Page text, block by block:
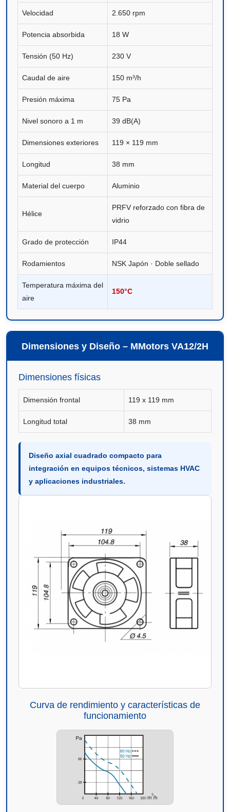
Velocidad 2.650 rpm
Potencia absorbida 18 W
Tensión (50 Hz) 230 V
Caudal de aire 150 m³/h
Presión máxima 75 Pa
Nivel sonoro a 1 m 39 dB(A)
Dimensiones exteriores 119 × 119 mm
Longitud 38 mm
Material del cuerpo Aluminio
Hélice
PRFV reforzado con fibra de
vidrio
Grado de protección IP44
Rodamientos NSK Japón · Doble sellado
Temperatura máxima del
aire
150°C
Dimensiones y Diseño – MMotors VA12/2H
Dimensiones físicas
Dimensión frontal 119 x 119 mm
Longitud total 38 mm
Diseño axial cuadrado compacto para
integración en equipos técnicos, sistemas HVAC
y aplicaciones industriales.
Curva de rendimiento y características de
funcionamiento